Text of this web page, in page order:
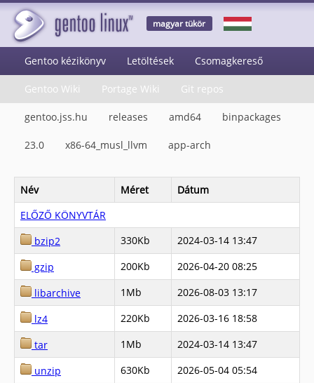
magyar tükör
Gentoo kézikönyv Letöltések Csomagkereső
Gentoo Wiki Portage Wiki Git repos
gentoo.jss.hu releases amd64 binpackages
23.0 x86-64_musl_llvm app-arch
Név Méret
Dátum
ELŐZŐ KÖNYVTÁR
bzip2
330Kb
2024-03-14 13:47
gzip
200Kb
2026-04-20 08:25
libarchive
1Mb
2026-08-03 13:17
lz4
220Kb
2026-03-16 18:58
tar
1Mb
2024-03-14 13:47
unzip
630Kb
2026-05-04 05:54